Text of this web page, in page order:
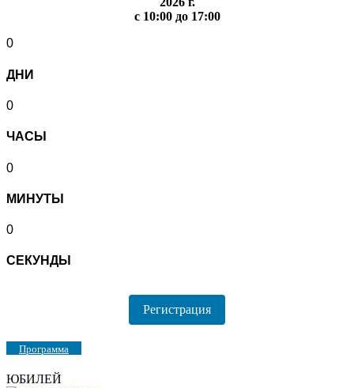
с 10:00 до 17:00
0
ДНИ
0
ЧАСЫ
0
МИНУТЫ
0
СЕКУНДЫ
Регистрация
Программа
ЮБИЛЕЙ